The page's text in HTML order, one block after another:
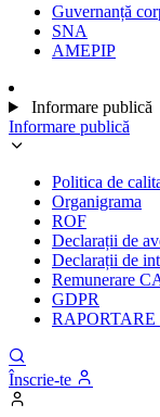
Guvernanță
SNA
AMEPIP
Informare publică
Informare publică
Politica de
Organigrama
ROF
Declarații de
Declarații de
Remunerare
GDPR
RAPORTARE
Înscrie-te